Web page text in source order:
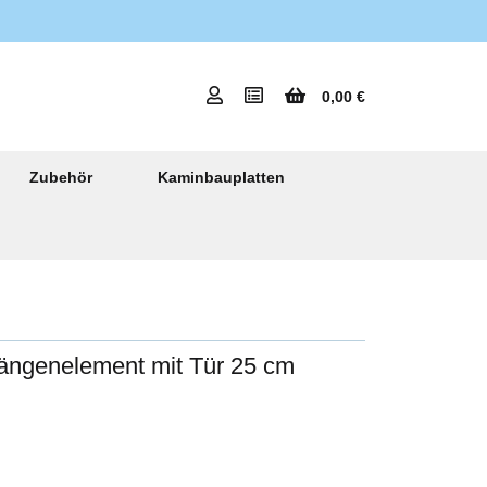
0,00 €
Zubehör Kaminbauplatten
mit Tür 25 cm